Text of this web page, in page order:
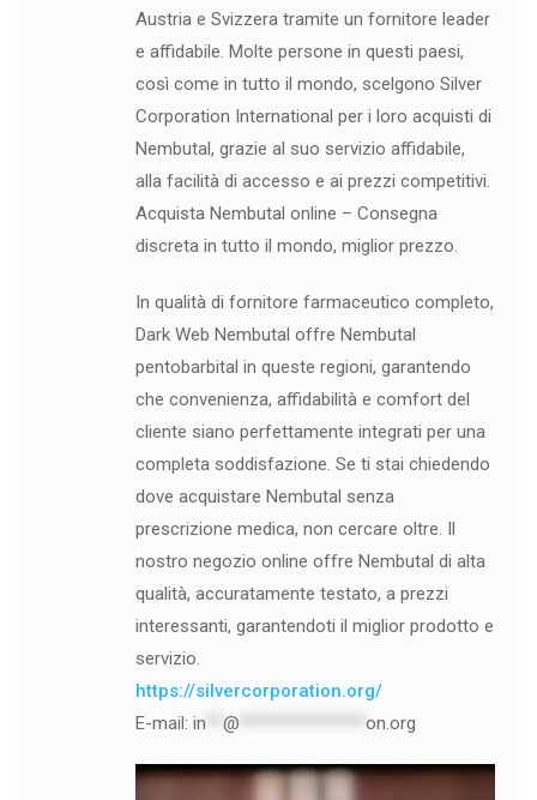
Austria e Svizzera tramite un fornitore leader
e affidabile. Molte persone in questi paesi,
così come in tutto il mondo, scelgono Silver
Corporation International per i loro acquisti di
Nembutal, grazie al suo servizio affidabile,
alla facilità di accesso e ai prezzi competitivi.
Acquista Nembutal online – Consegna
discreta in tutto il mondo, miglior prezzo.
In qualità di fornitore farmaceutico completo,
Dark Web Nembutal offre Nembutal
pentobarbital in queste regioni, garantendo
che convenienza, affidabilità e comfort del
cliente siano perfettamente integrati per una
completa soddisfazione. Se ti stai chiedendo
dove acquistare Nembutal senza
prescrizione medica, non cercare oltre. Il
nostro negozio online offre Nembutal di alta
qualità, accuratamente testato, a prezzi
interessanti, garantendoti il ​​miglior prodotto e
servizio.
https://silvercorporation.org/
E-mail: in @ on.org